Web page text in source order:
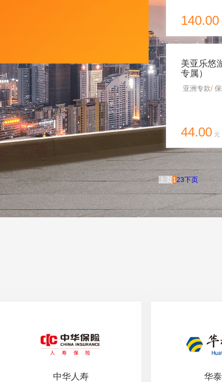
140.00
美亚乐悠
专属）
亚洲专款
44.00 元
上页123下页
中华人寿 华